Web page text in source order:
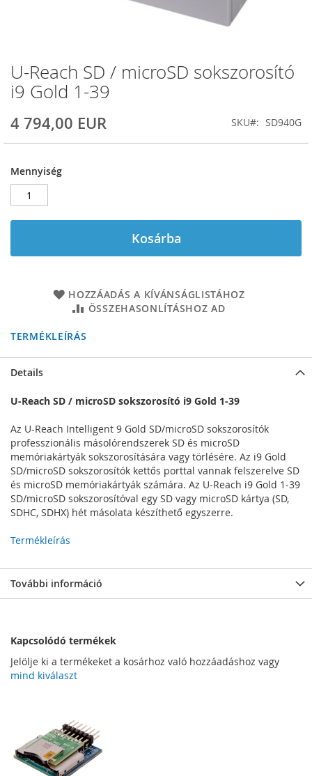
U-Reach SD / microSD sokszorosító
i9 Gold 1-39
4 794,00 EUR SKU SD940G
Mennyiség
Kosárba
HOZZÁADÁS A KÍVÁNSÁGLISTÁHOZ
ÖSSZEHASONLÍTÁSHOZ AD
TERMÉKLEÍRÁS
Ugrás
a
képgaléria
Details
U-Reach SD / microSD sokszorosító i9 Gold 1-39
Az U-Reach Intelligent 9 Gold SD/microSD sokszorosítók
professzionális másolórendszerek SD és microSD
memóriakártyák sokszorosítására vagy törlésére. Az i9 Gold
SD/microSD sokszorosítók kettős porttal vannak felszerelve SD
és microSD memóriakártyák számára. Az U-Reach i9 Gold 1-39
SD/microSD sokszorosítóval egy SD vagy microSD kártya (SD,
SDHC, SDHX) hét másolata készíthető egyszerre.
Termékleírás
További információ
Kapcsolódó termékek
Jelölje ki a termékeket a kosárhoz való hozzáadáshoz vagy
mind kiválaszt